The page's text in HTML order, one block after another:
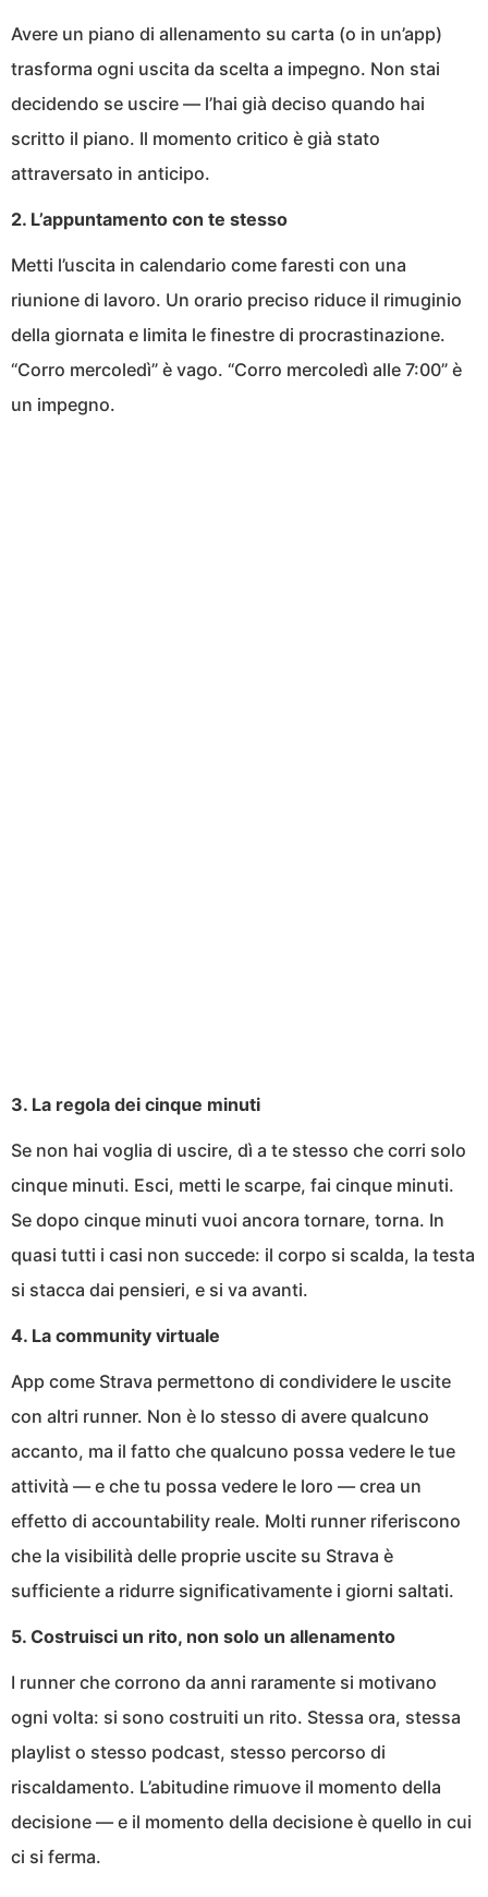
Avere un piano di allenamento su carta (o in un’app)
trasforma ogni uscita da scelta a impegno. Non stai
decidendo se uscire — l’hai già deciso quando hai
scritto il piano. Il momento critico è già stato
attraversato in anticipo.
2. L’appuntamento con te stesso
Metti l’uscita in calendario come faresti con una
riunione di lavoro. Un orario preciso riduce il rimuginio
della giornata e limita le finestre di procrastinazione.
“Corro mercoledì” è vago. “Corro mercoledì alle 7:00” è
un impegno.
3. La regola dei cinque minuti
Se non hai voglia di uscire, dì a te stesso che corri solo
cinque minuti. Esci, metti le scarpe, fai cinque minuti.
Se dopo cinque minuti vuoi ancora tornare, torna. In
quasi tutti i casi non succede: il corpo si scalda, la testa
si stacca dai pensieri, e si va avanti.
4. La community virtuale
App come Strava permettono di condividere le uscite
con altri runner. Non è lo stesso di avere qualcuno
accanto, ma il fatto che qualcuno possa vedere le tue
attività — e che tu possa vedere le loro — crea un
effetto di accountability reale. Molti runner riferiscono
che la visibilità delle proprie uscite su Strava è
sufficiente a ridurre significativamente i giorni saltati.
5. Costruisci un rito, non solo un allenamento
I runner che corrono da anni raramente si motivano
ogni volta: si sono costruiti un rito. Stessa ora, stessa
playlist o stesso podcast, stesso percorso di
riscaldamento. L’abitudine rimuove il momento della
decisione — e il momento della decisione è quello in cui
ci si ferma.